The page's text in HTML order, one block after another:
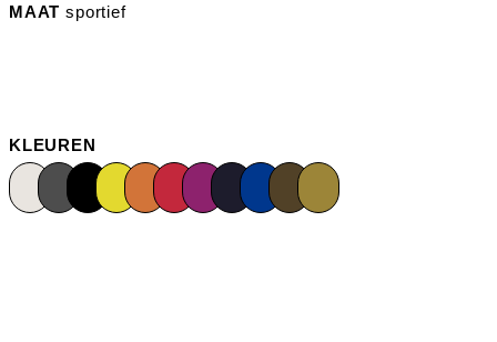
MAAT sportief
KLEUREN